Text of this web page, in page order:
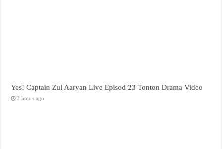
Yes! Captain Zul Aaryan Live Episod 23 Tonton Drama Video
2 hours ago